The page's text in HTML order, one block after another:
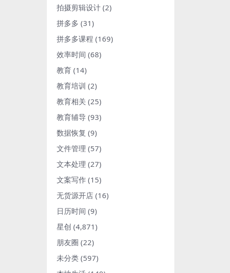
拍摄剪辑设计 (2)
拼多多 (31)
拼多多课程 (169)
效率时间 (68)
教育 (14)
教育培训 (2)
教育相关 (25)
教育辅导 (93)
数据恢复 (9)
文件管理 (57)
文本处理 (27)
文案写作 (15)
无货源开店 (16)
日历时间 (9)
星创 (4,871)
朋友圈 (22)
未分类 (597)